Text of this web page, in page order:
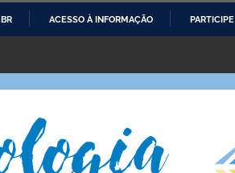
ACESSO À INFORMAÇÃO PARTICIPE